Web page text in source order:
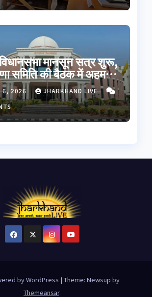
मानसून सत्र शुरू,
समिति की बैठक में अहम
JSSC समेत कई मुद्दों
के आसार
6, 2026
JHARKHAND LIVE
by WordPress | Theme: Newsup by
Themeansar.